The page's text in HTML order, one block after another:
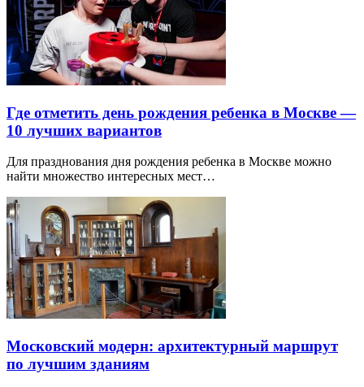
Где отметить день рождения ребенка в Москве —
10 лучших вариантов
Для празднования дня рождения ребенка в Москве можно
найти множество интересных мест…
Московский модерн: архитектурный маршрут
по лучшим зданиям